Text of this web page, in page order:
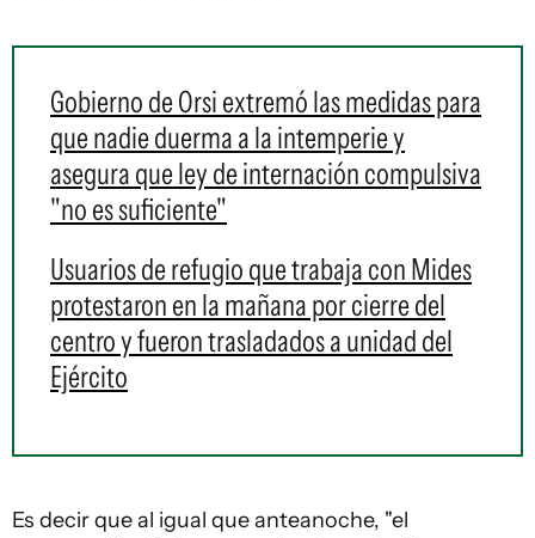
Gobierno de Orsi extremó las medidas para
que nadie duerma a la intemperie y
asegura que ley de internación compulsiva
"no es suficiente"
Usuarios de refugio que trabaja con Mides
protestaron en la mañana por cierre del
centro y fueron trasladados a unidad del
Ejército
Es decir que al igual que anteanoche, "el